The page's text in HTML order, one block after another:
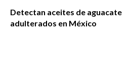
Detectan aceites de aguacate
adulterados en México